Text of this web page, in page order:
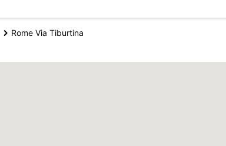
Rome Via Tiburtina